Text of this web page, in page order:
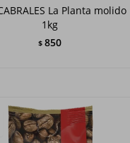
La Planta molido
1kg
$ 850